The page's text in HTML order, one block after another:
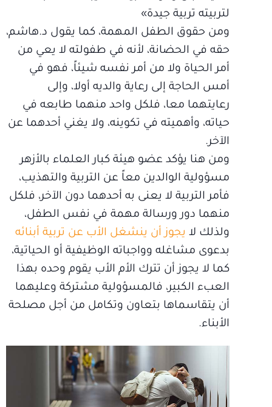
لتربيته تربية جيدة»
ومن حقوق الطفل المهمة، كما يقول د.هاشم،
حقه في الحضانة، لأنه في طفولته لا يعي من
أمر الحياة ولا من أمر نفسه شيئاً، فهو في
أمس الحاجة إلى رعاية والديه أولا، وإلى
رعايتهما معا، فلكل واحد منهما طابعه في
حياته، وأهميته في تكوينه، ولا يغني أحدهما عن
الآخر.
ومن هنا يؤكد عضو هيئة كبار العلماء بالأزهر
مسؤولية الوالدين معاً عن التربية والتهذيب،
فأمر التربية لا يعنى به أحدهما دون الآخر، فلكل
منهما دور ورسالة مهمة في نفس الطفل،
ولذلك ل ا يجوز أن ينشغل الأب عن تربية أبنائه
بدعوى مشاغله وواجباته الوظيفية أو الحياتية،
كما لا يجوز أن تترك الأم الأب يقوم وحده بهذا
العبء الكبير، فالمسؤولية مشتركة وعليهما
أن يتقاسماها بتعاون وتكامل من أجل مصلحة
الأبناء.